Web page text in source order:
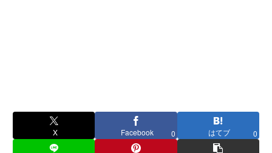
X Facebook 0 はてブ 0